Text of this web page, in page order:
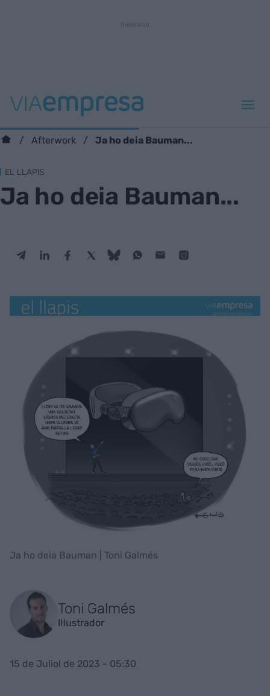
Afterwork Ja ho deia Bauman...
EL LLAPIS
Ja ho deia Bauman...
Ja ho deia Bauman | Toni Galmés
Toni Galmés
Il·lustrador
15 de Juliol de 2023 - 05:30